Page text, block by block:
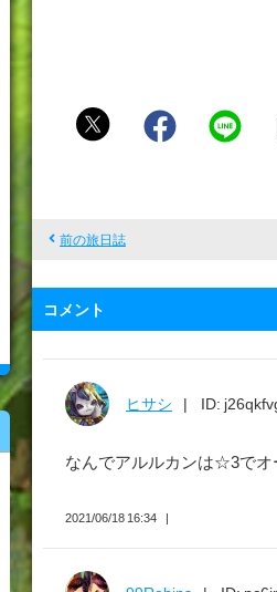
b
n
s
前の旅日誌
コメント
ヒサシ ID:
なんでアルルカンは☆3で
2021/06/18 16:34